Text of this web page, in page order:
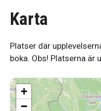
Karta
Platser där
boka. Obs! Platserna är
+
−